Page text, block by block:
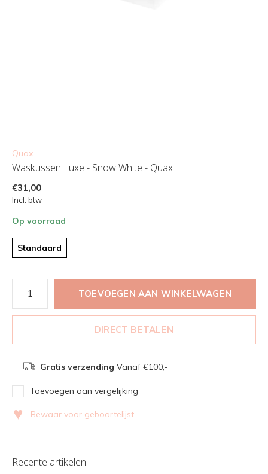
Quax
Waskussen Luxe - Snow White - Quax
€31,00
Incl. btw
Op voorraad
Standaard
TOEVOEGEN AAN WINKELWAGEN
DIRECT BETALEN
Gratis verzending Vanaf €100,-
Toevoegen aan vergelijking
♥ Bewaar voor geboortelijst
Recente artikelen